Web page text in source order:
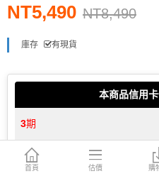
外接隨身碟
More Categories
首頁 估價 購
NT5,490 NT8,490
庫存 有現貨
本商品信用
3期
6期